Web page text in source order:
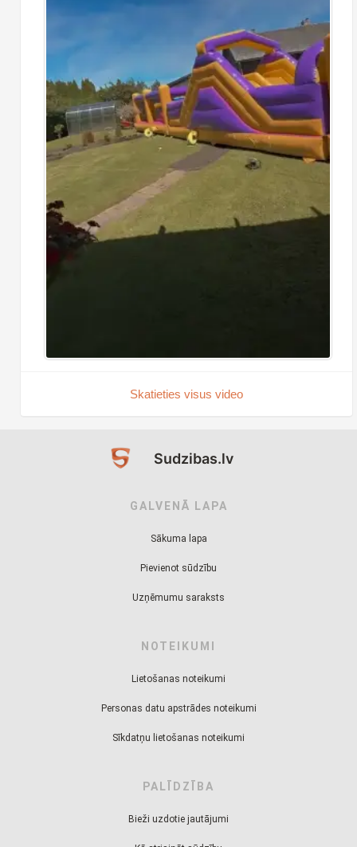
Skatieties visus video
Sudzibas.lv
GALVENĀ LAPA
Sākuma lapa
Pievienot sūdzību
Uzņēmumu saraksts
NOTEIKUMI
Lietošanas noteikumi
Personas datu apstrādes noteikumi
Sīkdatņu lietošanas noteikumi
PALĪDZĪBA
Bieži uzdotie jautājumi